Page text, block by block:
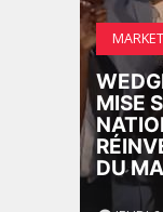
MISE
DU